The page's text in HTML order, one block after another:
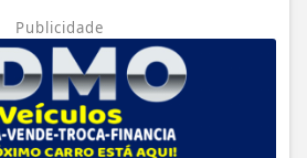
Publicidade